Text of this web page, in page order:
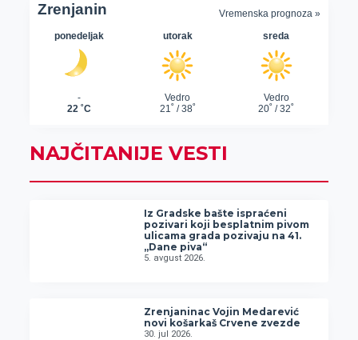
NAJČITANIJE VESTI
Iz Gradske bašte ispraćeni
pozivari koji besplatnim pivom
ulicama grada pozivaju na 41.
„Dane piva“
5. avgust 2026.
Zrenjaninac Vojin Medarević
novi košarkaš Crvene zvezde
30. jul 2026.